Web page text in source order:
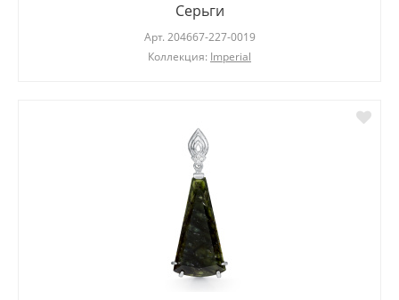
Серьги
Арт. 204667-227-0019
Коллекция: Imperial